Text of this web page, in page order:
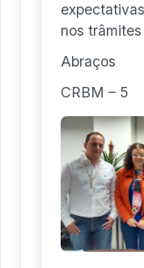
nos
Abraços
CRBM – 5